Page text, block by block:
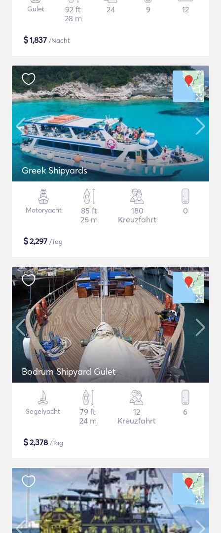
Gulet
92 ft
28 m
24 9 12
$1,837 /Nacht
Greek Shipyards
Motoryacht
85 ft
26 m
180
Kreuzfahrt
0
$2,297 /Tag
Bodrum Shipyard Gulet
Segelyacht
79 ft
24 m
12
Kreuzfahrt
6
$2,378 /Tag